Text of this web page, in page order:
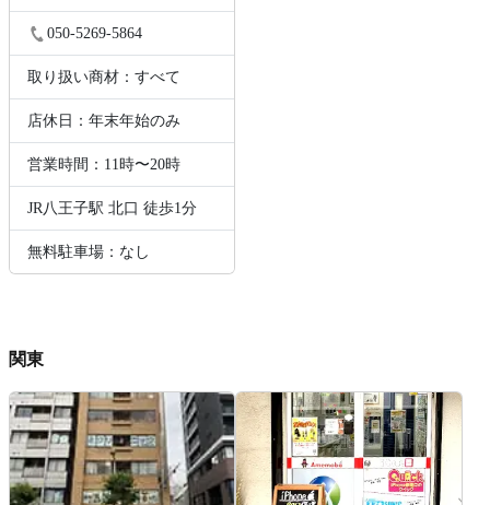
050-5269-5864
取り扱い商材：すべて
店休日：年末年始のみ
営業時間：11時〜20時
JR八王子駅 北口 徒歩1分
無料駐車場：なし
関東